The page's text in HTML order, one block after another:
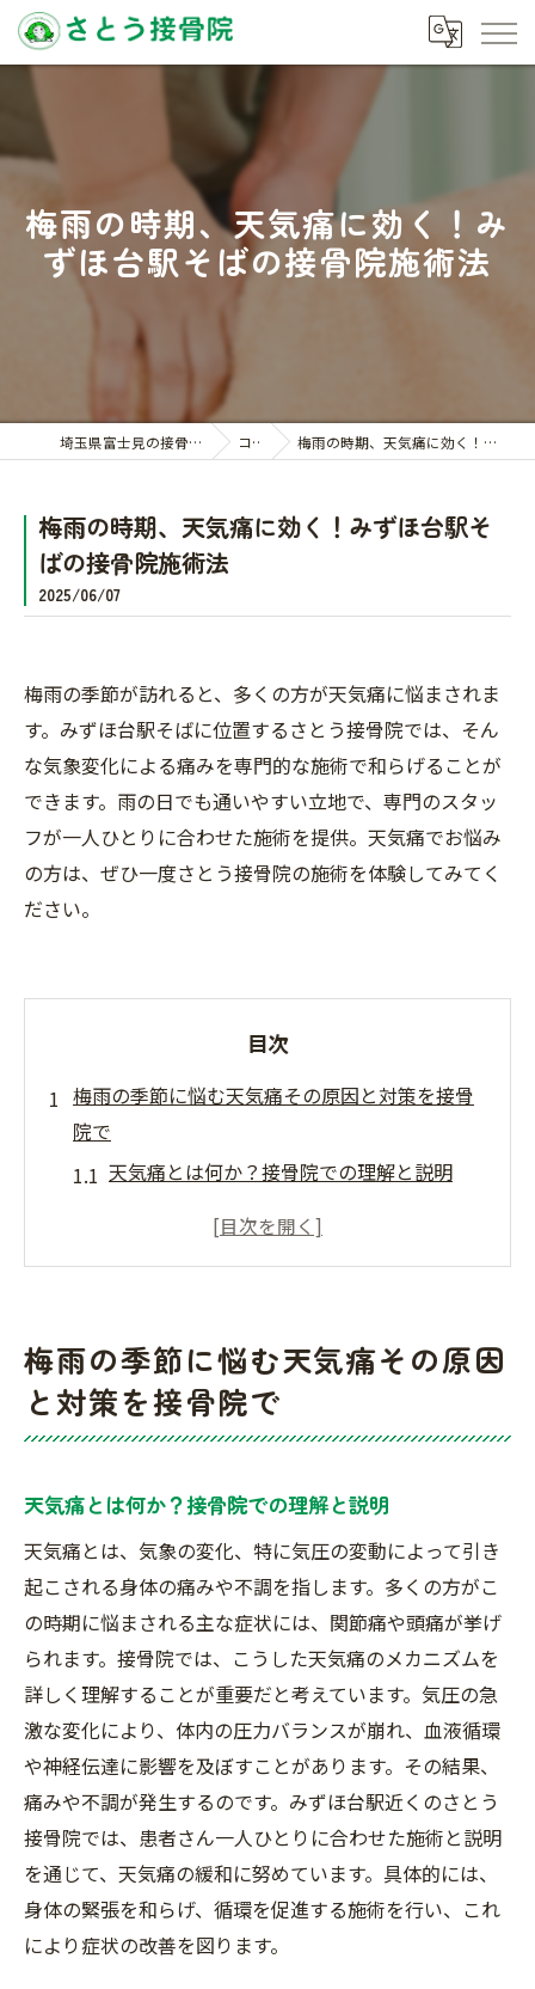
梅雨の時期、天気痛に効く！み
ずほ台駅そばの接骨院施術法
埼玉県富士見の接骨院ならさとう接骨院 コラム 梅雨の時期、天気痛に効く！みずほ台駅そばの接骨院施術法
梅雨の時期、天気痛に効く！みずほ台駅そ
ばの接骨院施術法
2025/06/07
梅雨の季節が訪れると、多くの方が天気痛に悩まされま
す。みずほ台駅そばに位置するさとう接骨院では、そん
な気象変化による痛みを専門的な施術で和らげることが
できます。雨の日でも通いやすい立地で、専門のスタッ
フが一人ひとりに合わせた施術を提供。天気痛でお悩み
の方は、ぜひ一度さとう接骨院の施術を体験してみてく
ださい。
目次
梅雨の季節に悩む天気痛その原因と対策を接骨
院で
天気痛とは何か？接骨院での理解と説明
梅雨時の気圧変化が与える身体への影響
天気痛を和らげるための日常生活での簡単
な工夫
みずほ台駅近くの接骨院での治療が選ばれ
みずほ台駅近くの接骨院が提供する天気痛に効
く施術法
個人に合わせた施術法の提案
身体のバランスを整える専門的な施術
痛みを和らげるための具体的な施術内容
接骨院で行うリラクゼーションテクニック
施術後のアフターケアとフォローアップ
天気痛に効く自己ケア方法の指導
雨の日でも安心通えるみずほ台駅の接骨院
みずほ台駅からのアクセスと立地の優位性
天気に関係なく通える接骨院の魅力
快適な施術空間とその配慮
梅雨の季節に悩む天気痛その原因
と対策を接骨院で
天気痛とは何か？接骨院での理解と説明
天気痛とは、気象の変化、特に気圧の変動によって引き
起こされる身体の痛みや不調を指します。多くの方がこ
の時期に悩まされる主な症状には、関節痛や頭痛が挙げ
られます。接骨院では、こうした天気痛のメカニズムを
詳しく理解することが重要だと考えています。気圧の急
激な変化により、体内の圧力バランスが崩れ、血液循環
や神経伝達に影響を及ぼすことがあります。その結果、
痛みや不調が発生するのです。みずほ台駅近くのさとう
接骨院では、患者さん一人ひとりに合わせた施術と説明
を通じて、天気痛の緩和に努めています。具体的には、
身体の緊張を和らげ、循環を促進する施術を行い、これ
により症状の改善を図ります。